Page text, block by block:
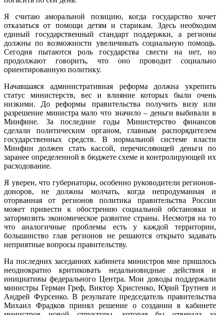
Я считаю аморальной позицию, когда государство хочет
отказаться от помощи детям и старикам. Здесь необходим
единый государственный стандарт поддержки, а регионы
должны по возможности увеличивать социальную помощь.
Сегодня пытаются роль государства свести на нет, но
продолжают говорить, что оно проводит социально
ориентированную политику.
Начавшаяся административная реформа должна укрепить
статус министерств, вес и влияние которых были очень
низкими. До реформы правительства получить визу или
разрешение министра мало что значило – деньги выбивали в
Минфине. За последние годы Министерство финансов
сделали политическим органом, главным распорядителем
государственных средств. В нормальной системе власти
Минфин должен стать кассой, перечисляющей деньги по
заранее определенной в бюджете схеме и контролирующей их
расходование.
Я уверен, что губернаторы, особенно руководители регионов-
доноров, не должны молчать, когда непродуманная и
оторванная от регионов политика правительства России
может привести к обострению социальной обстановки и
затормозить экономическое развитие страны. Несмотря на то
что аналогичные проблемы есть у каждой территории,
большинство глав регионов не решаются открыто задавать
неприятные вопросы правительству.
На последних заседаниях кабинета министров мне пришлось
неоднократно критиковать недальновидные действия и
инициативы федерального Центра. Мои доводы поддержали
министры Герман Греф, Виктор Христенко, Юрий Трутнев и
Андрей Фурсенко. В результате председатель правительства
Михаил Фрадков принял решение о создании в кабинете